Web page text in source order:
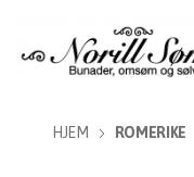
HJEM ROMERIKE